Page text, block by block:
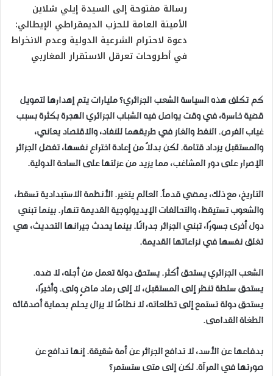
رسالة مفتوحة إلى السيدة إيلي شلاين
الأمينة العامة للحزب الديمقراطي الإيطالي:
دعوة لاحترام الشرعية الدولية وعدم الانخراط
في أطروحات تعرقل الاستقرار المغاربي
كم تكلف هذه السياسة الشعب الجزائري؟ مليارات يتم إهدارها لتمويل
قضية خاسرة، في وقت يواصل فيه الشباب الجزائري الهجرة بكثرة بسبب
غياب الفرص. النفط والغاز في طريقهما للنفاد، والاقتصاد يعاني،
والمستقبل يزداد قتامة. لكن بدلاً من إعادة اختراع نفسها، تفضل الجزائر
الإصرار على دور المشاغب، مما يزيد من عزلتها على الساحة الدولية.
التاريخ، مع ذلك، يمضي قدماً. العالم يتغير. الأنظمة الاستبدادية تسقط،
والشعوب تستيقظ، والتحالفات الإيديولوجية القديمة تنهار. بينما تبني
دول أخرى جسورًا، تبني الجزائر جدرانًا. بينما يحدث جيرانها التحديث، هي
تغلق نفسها في نزاعاتها القديمة.
الشعب الجزائري يستحق أكثر. يستحق دولة تعمل من أجله، لا ضده.
يستحق سلطة تنظر إلى المستقبل، لا إلى رماد ماضٍ ولى. وأخيرًا،
يستحق دولة تستمع إلى تطلعاته، لا نظامًا لا يزال يحلم بحماية أصدقائه
الطغاة القدامى.
بدفاعها عن الأسد، لا تدافع الجزائر عن أمة شقيقة. إنها تدافع عن
صورتها في المرآة. لكن إلى متى ستستمر؟